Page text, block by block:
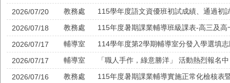
2026/07/20 教務處 115學年度語文資優班初試成績、通過初
2026/07/18 教務處 115年度暑期課業輔導班級課表-高三及高
2026/07/17 輔導室 114學年度第2學期輔導室分發入學選填
2026/07/17 輔導室 「職人手作，綠意勝洋」 活動熱烈報名中
2026/07/16 教務處 115年度暑期課業輔導實施正常化檢核表